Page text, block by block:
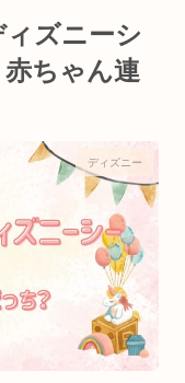
ズニーシ
ちゃん連
ディズニー